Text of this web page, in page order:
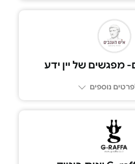
מפגשים של יין ידע
נוספים